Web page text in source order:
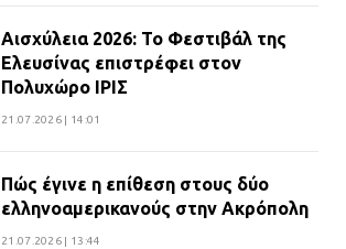
Αισχύλεια 2026: Το Φεστιβάλ της
Ελευσίνας επιστρέφει στον
Πολυχώρο ΙΡΙΣ
21.07.2026 | 14:01
Πώς έγινε η επίθεση στους δύο
ελληνοαμερικανούς στην Ακρόπολη
21.07.2026 | 13:44